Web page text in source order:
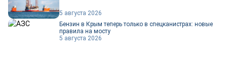
5 августа 2026
Бензин в Крым теперь только в спецканистрах: новые
правила на мосту
5 августа 2026